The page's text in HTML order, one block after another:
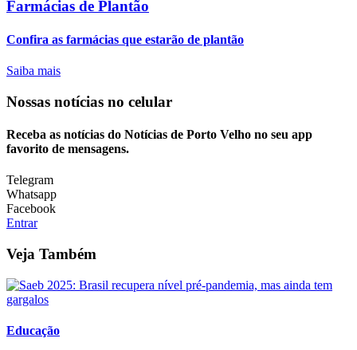
Farmácias de Plantão
Confira as farmácias que estarão de plantão
Saiba mais
Nossas notícias no celular
Receba as notícias do Notícias de Porto Velho no seu app
favorito de mensagens.
Telegram
Whatsapp
Facebook
Entrar
Veja Também
Educação